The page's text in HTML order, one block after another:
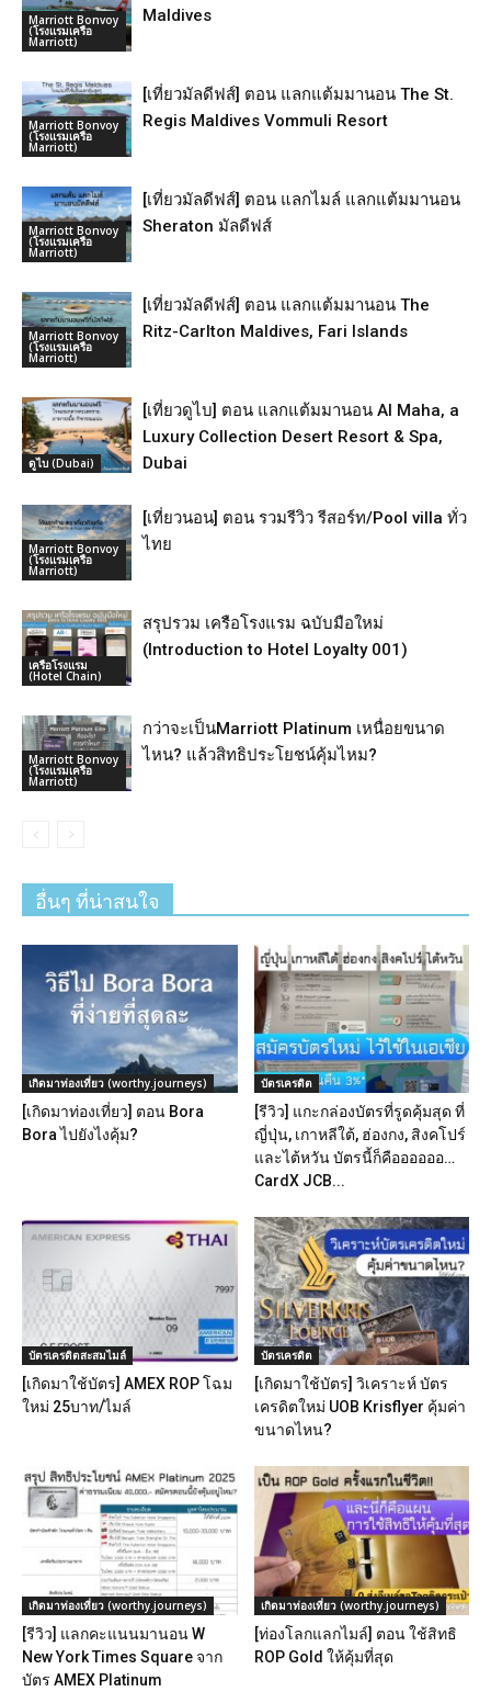
Marriott Bonvoy
(โรงแรมเครือ
Marriott)
Maldives
Marriott Bonvoy
(โรงแรมเครือ
Marriott)
[เที่ยวมัลดีฟส์] ตอน แลกแต้มมานอน The St.
Regis Maldives Vommuli Resort
Marriott Bonvoy
(โรงแรมเครือ
Marriott)
[เที่ยวมัลดีฟส์] ตอน แลกไมล์ แลกแต้มมานอน
Sheraton มัลดีฟส์
Marriott Bonvoy
(โรงแรมเครือ
Marriott)
[เที่ยวมัลดีฟส์] ตอน แลกแต้มมานอน The
Ritz-Carlton Maldives, Fari Islands
ดูไบ (Dubai)
[เที่ยวดูไบ] ตอน แลกแต้มมานอน Al Maha, a
Luxury Collection Desert Resort & Spa,
Dubai
Marriott Bonvoy
(โรงแรมเครือ
Marriott)
[เที่ยวนอน] ตอน รวมรีวิว รีสอร์ท/Pool villa ทั่ว
ไทย
เครือโรงแรม
(Hotel Chain)
สรุปรวม เครือโรงแรม ฉบับมือใหม่
(Introduction to Hotel Loyalty 001)
Marriott Bonvoy
(โรงแรมเครือ
Marriott)
กว่าจะเป็นMarriott Platinum เหนื่อยขนาด
ไหน? แล้วสิทธิประโยชน์คุ้มไหม?
อื่นๆ ที่น่าสนใจ
เกิดมาท่องเที่ยว (worthy.journeys)
[เกิดมาท่องเที่ยว] ตอน Bora
Bora ไปยังไงคุ้ม?
บัตรเครดิต
[รีวิว] แกะกล่องบัตรที่รูดคุ้มสุด ที่
ญี่ปุ่น, เกาหลีใต้, ฮ่องกง, สิงคโปร์
และไต้หวัน บัตรนี้ก็คืออออออ…
CardX JCB...
บัตรเครดิตสะสมไมล์
[เกิดมาใช้บัตร] AMEX ROP โฉม
ใหม่ 25บาท/ไมล์
บัตรเครดิต
[เกิดมาใช้บัตร] วิเคราะห์ บัตร
เครดิตใหม่ UOB Krisflyer คุ้มค่า
ขนาดไหน?
เกิดมาท่องเที่ยว (worthy.journeys)
[รีวิว] แลกคะแนนมานอน W
New York Times Square จาก
บัตร AMEX Platinum
เกิดมาท่องเที่ยว (worthy.journeys)
[ท่องโลกแลกไมล์] ตอน ใช้สิทธิ
ROP Gold ให้คุ้มที่สุด